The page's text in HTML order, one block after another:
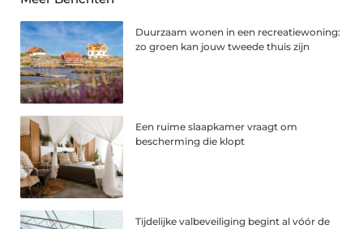
Duurzaam wonen in een recreatiewoning:
zo groen kan jouw tweede thuis zijn
Een ruime slaapkamer vraagt om
bescherming die klopt
Tijdelijke valbeveiliging begint al vóór de